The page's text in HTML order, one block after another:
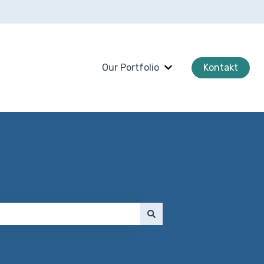
Our Portfolio
Untermenü für Our
Kontakt